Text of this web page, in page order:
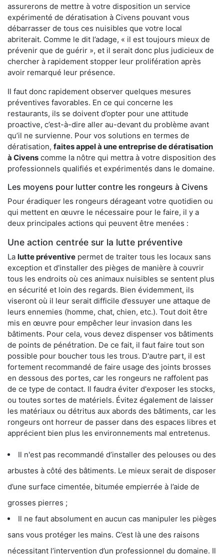
assurerons de mettre à votre disposition un service
expérimenté de dératisation à Civens pouvant vous
débarrasser de tous ces nuisibles que votre local
abriterait. Comme le dit l’adage, « il est toujours mieux de
prévenir que de guérir », et il serait donc plus judicieux de
chercher à rapidement stopper leur prolifération après
avoir remarqué leur présence.
Il faut donc rapidement observer quelques mesures
préventives favorables. En ce qui concerne les
restaurants, ils se doivent d’opter pour une attitude
proactive, c’est-à-dire aller au-devant du problème avant
qu’il ne survienne. Pour vos solutions en termes de
dératisation, faites appel à une entreprise de dératisation
à Civens comme la nôtre qui mettra à votre disposition des
professionnels qualifiés et expérimentés dans le domaine.
Les moyens pour lutter contre les rongeurs à Civens
Pour éradiquer les rongeurs dérageant votre quotidien ou
qui mettent en œuvre le nécessaire pour le faire, il y a
deux principales actions qui peuvent être menées :
Une action centrée sur la lutte préventive
La lutte préventive permet de traiter tous les locaux sans
exception et d'installer des pièges de manière à couvrir
tous les endroits où ces animaux nuisibles se sentent plus
en sécurité et loin des regards. Bien évidemment, ils
viseront où il leur serait difficile d’essuyer une attaque de
leurs ennemies (homme, chat, chien, etc.). Tout doit être
mis en œuvre pour empêcher leur invasion dans les
bâtiments. Pour cela, vous devez dispenser vos bâtiments
de points de pénétration. De ce fait, il faut faire tout son
possible pour boucher tous les trous. D'autre part, il est
fortement recommandé de faire usage des joints brosses
en dessous des portes, car les rongeurs ne raffolent pas
de ce type de contact. Il faudra éviter d'exposer les stocks,
ou toutes sortes de matériels. Évitez également de laisser
les matériaux ou détritus aux abords des bâtiments, car les
rongeurs ont horreur de passer dans des espaces libres et
apprécient bien plus les environnements mal entretenus.
Il n'est pas recommandé d’installer des pelouses ou des
arbustes à côté des bâtiments. Le mieux serait de disposer
d’une surface cimentée, bitumée empierrée à l’aide de
grosses pierres ;
Il ne faut absolument en aucun cas manipuler les pièges
sans vous protéger les mains. C’est là une des raisons
nécessitant l’intervention d’un professionnel du domaine. Il